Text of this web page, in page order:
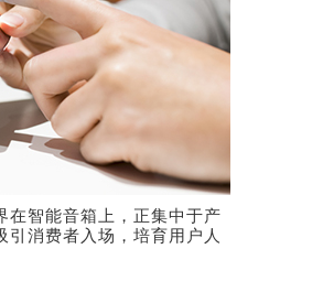
在智能音箱上，正集中于产
消费者入场，培育用户人